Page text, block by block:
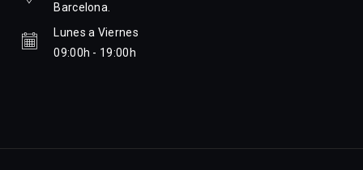
Barcelona.
Lunes a Viernes
09:00h - 19:00h